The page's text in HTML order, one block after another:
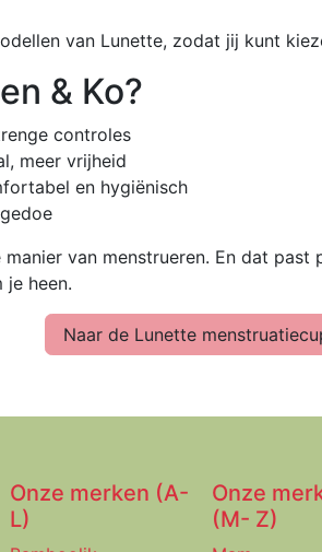
van Lunette, zodat jij kunt
& Ko?
controles
meer vrijheid
en hygiënisch
van menstrueren. En dat past
heen.
Naar de Lunette
Onze merken (A-
L)
Onze
(M- Z)